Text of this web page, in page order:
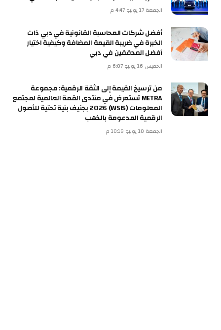
الجمعة 17 يوليو 4:47 م
أفضل شركات المحاسبة القانونية في دبي ذات
الخبرة في ضريبة القيمة المضافة وكيفية اختيار
أفضل المدققين في دبي
الخميس 16 يوليو 6:07 م
من ترسيخ القيمة إلى الثقة الرقمية: مجموعة
METRA تستعرض في منتدى القمة العالمية لمجتمع
المعلومات (WSIS) 2026 بجنيف بنية تحتية للأصول
الرقمية المدعومة بالذهب
الجمعة 10 يوليو 10:19 م